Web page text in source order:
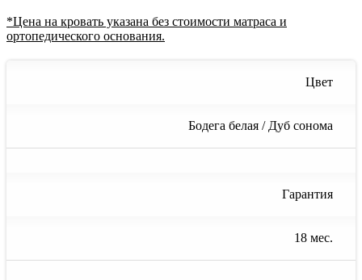
*Цена на кровать указана без стоимости матраса и
ортопедического основания.
Цвет
Бодега белая / Дуб сонома
Гарантия
18 мес.